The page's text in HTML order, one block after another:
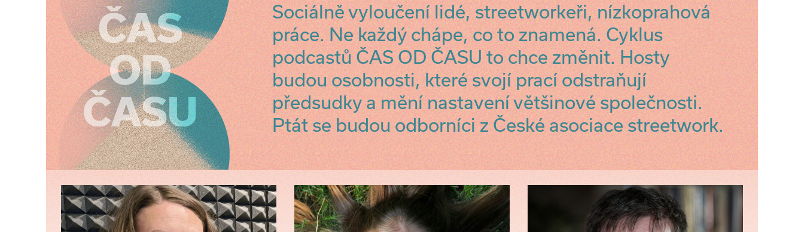
Sociálně vyloučení lidé, streetworkeři, nízkoprahová
práce. Ne každý chápe, co to znamená. Cyklus
podcastů ČAS OD ČASU to chce změnit. Hosty
budou osobnosti, které svojí prací odstraňují
předsudky a mění nastavení většinové společnosti.
Ptát se budou odborníci z České asociace streetwork.